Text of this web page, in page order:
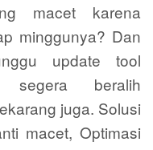
macet karena
minggunya? Dan
update tool
beralih
juga. Solusi
macet, Optimasi